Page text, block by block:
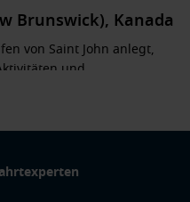
Brunswick), Kanada
von Saint John anlegt,
und
Sie das spektakuläre
Besonderes Highlight
einen aufregenden Blick